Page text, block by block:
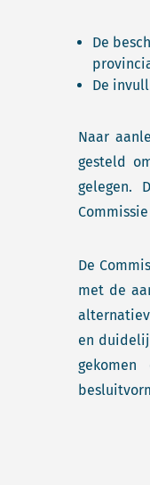
De
De
Naar
gesteld
gelegen.
De
met de
en